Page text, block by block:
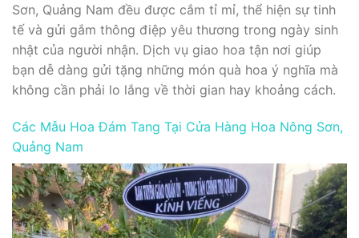
Sơn, Quảng Nam đều được cắm tỉ mỉ, thể hiện sự tinh
tế và gửi gắm thông điệp yêu thương trong ngày sinh
nhật của người nhận. Dịch vụ giao hoa tận nơi giúp
bạn dễ dàng gửi tặng những món quà hoa ý nghĩa mà
không cần phải lo lắng về thời gian hay khoảng cách.
Các Mẫu Hoa Đám Tang Tại Cửa Hàng Hoa Nông Sơn,
Quảng Nam